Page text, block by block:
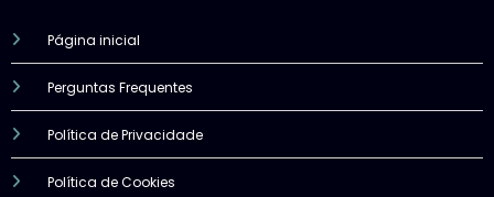
Página inicial
Perguntas Frequentes
Política de Privacidade
Política de Cookies